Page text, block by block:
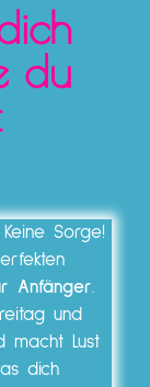
du
Sorge!
Anfänger.
und
macht Lust
dich